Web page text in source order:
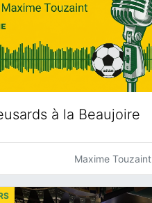
à la Beaujoire
Maxime Touzaint